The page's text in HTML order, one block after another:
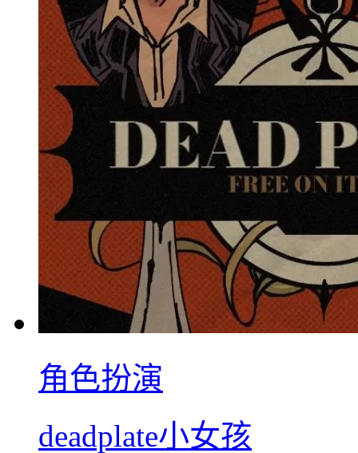
角色扮演
deadplate小女孩